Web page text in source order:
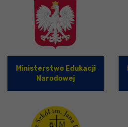
Ministerstwo Edukacji
Narodowej